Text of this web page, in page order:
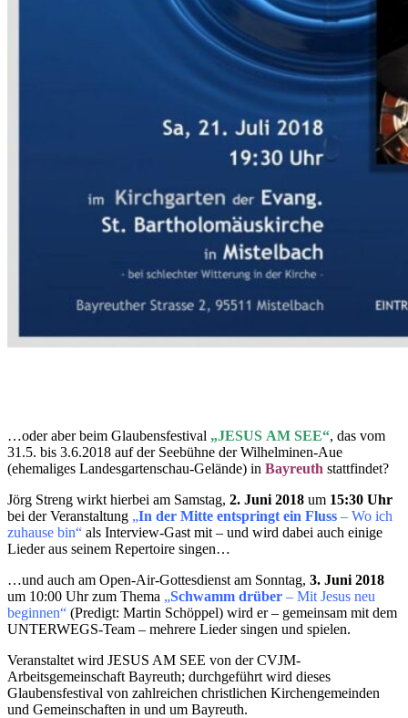
…oder aber beim Glaubensfestival „JESUS AM SEE“, das vom
31.5. bis 3.6.2018 auf der Seebühne der Wilhelminen-Aue
(ehemaliges Landesgartenschau-Gelände) in Bayreuth stattfindet?
Jörg Streng wirkt hierbei am Samstag, 2. Juni 2018 um 15:30 Uhr
bei der Veranstaltung „In der Mitte entspringt ein Fluss – Wo ich
zuhause bin“ als Interview-Gast mit – und wird dabei auch einige
Lieder aus seinem Repertoire singen…
…und auch am Open-Air-Gottesdienst am Sonntag, 3. Juni 2018
um 10:00 Uhr zum Thema „Schwamm drüber – Mit Jesus neu
beginnen“ (Predigt: Martin Schöppel) wird er – gemeinsam mit dem
UNTERWEGS-Team – mehrere Lieder singen und spielen.
Veranstaltet wird JESUS AM SEE von der CVJM-
Arbeitsgemeinschaft Bayreuth; durchgeführt wird dieses
Glaubensfestival von zahlreichen christlichen Kirchengemeinden
und Gemeinschaften in und um Bayreuth.